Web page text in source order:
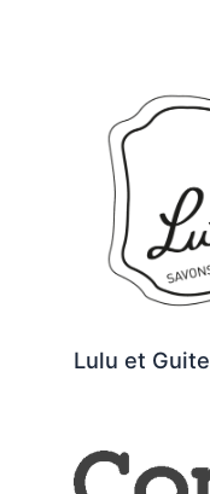
Lulu et Guite